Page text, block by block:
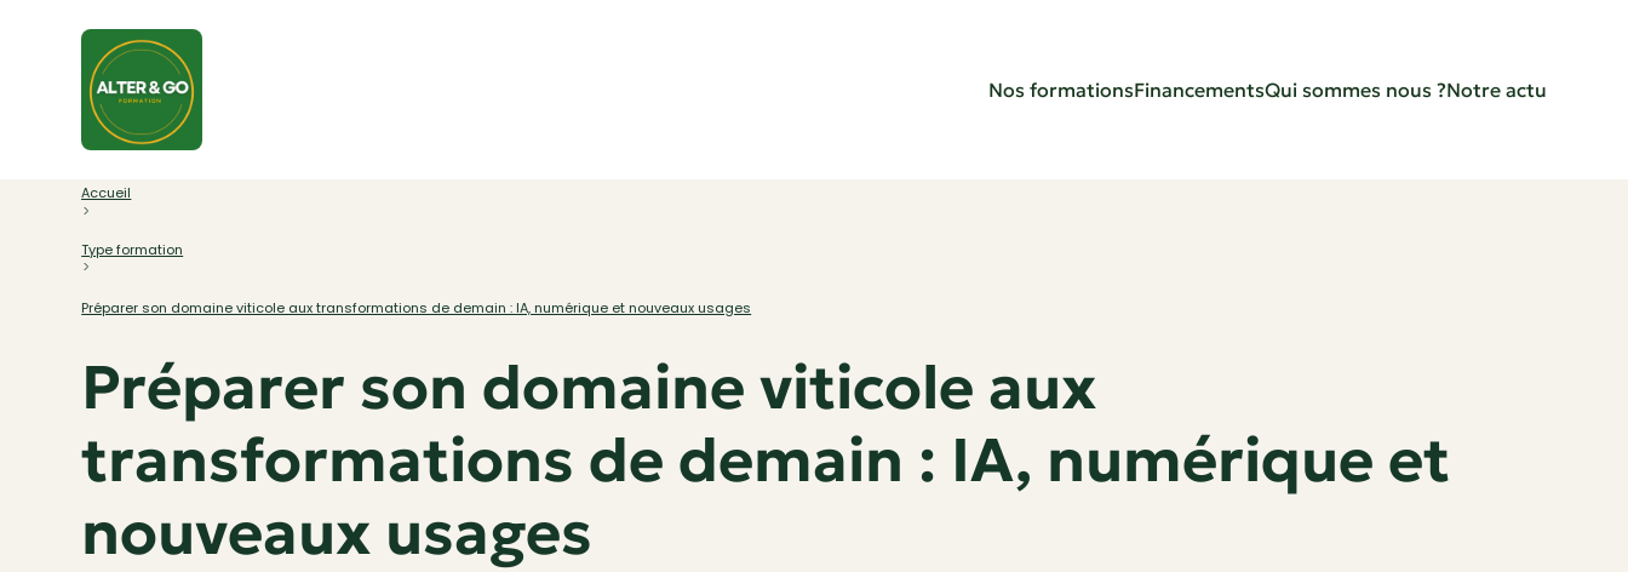
Nos formationsFinancementsQui sommes nous ?Notre actu
Accueil
Type formation
Préparer son domaine viticole aux transformations de demain : IA, numérique et nouveaux usages
Préparer son domaine viticole aux
transformations de demain : IA, numérique et
nouveaux usages